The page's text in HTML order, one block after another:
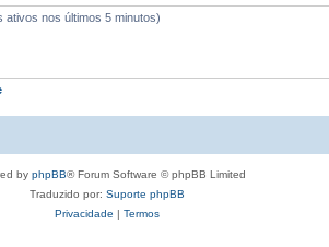
ativos nos últimos 5 minutos)
by phpBB® Forum Software © phpBB Limited
Traduzido por: Suporte phpBB
Privacidade | Termos